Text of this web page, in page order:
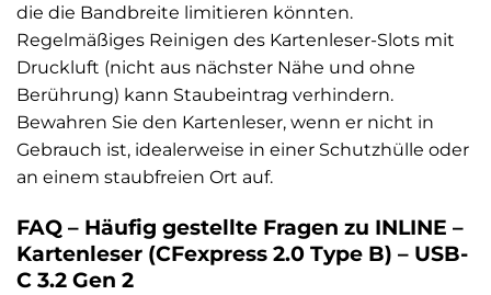
die die Bandbreite limitieren könnten.
Regelmäßiges Reinigen des Kartenleser-Slots mit
Druckluft (nicht aus nächster Nähe und ohne
Berührung) kann Staubeintrag verhindern.
Bewahren Sie den Kartenleser, wenn er nicht in
Gebrauch ist, idealerweise in einer Schutzhülle oder
an einem staubfreien Ort auf.
FAQ – Häufig gestellte Fragen zu INLINE –
Kartenleser (CFexpress 2.0 Type B) – USB-
C 3.2 Gen 2